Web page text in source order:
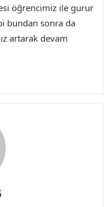
öğrencimiz ile gurur
bundan sonra da
artarak devam